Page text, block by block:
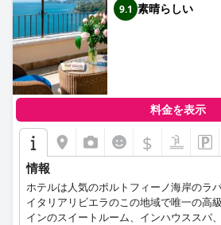
9.1 素晴らしい
料金を表示
$
情報
ホテルは人気のポルトフィーノ海岸のラ
イタリアリビエラのこの地域で唯一の高
インのスイートルーム、インハウススパ